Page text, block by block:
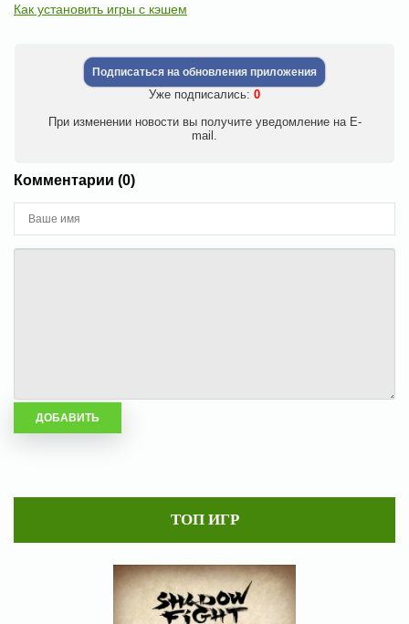
Как установить игры с кэшем
Подписаться на обновления приложения
Уже подписались: 0
При изменении новости вы получите уведомление на E-
mail.
Комментарии (0)
ТОП ИГР